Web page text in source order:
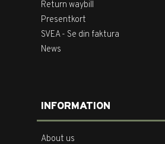
Return waybill
Presentkort
SVEA - Se din faktura
News
INFORMATION
About us